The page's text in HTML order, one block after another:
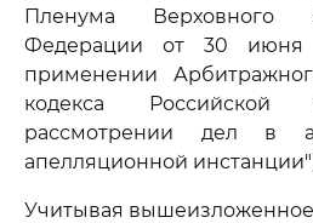
Пленума Верховного
Федерации от 30
применении
кодекса
рассмотрении дел в
апелляционной
Учитывая